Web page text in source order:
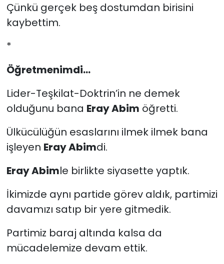
Çünkü gerçek beş dostumdan birisini
kaybettim.
*
Öğretmenimdi...
Lider-Teşkilat-Doktrin’in ne demek
olduğunu bana Eray Abim öğretti.
Ülkücülüğün esaslarını ilmek ilmek bana
işleyen Eray Abimdi.
Eray Abimle birlikte siyasette yaptık.
İkimizde aynı partide görev aldık, partimizi
davamızı satıp bir yere gitmedik.
Partimiz baraj altında kalsa da
mücadelemize devam ettik.